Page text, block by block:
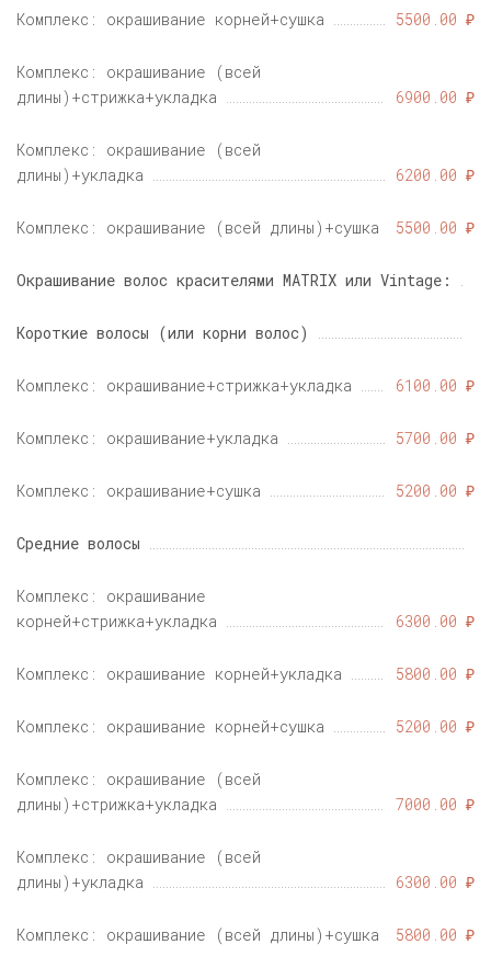
Комплекс: окрашивание корней+сушка 5500.00 ₽
Комплекс: окрашивание (всей
длины)+стрижка+укладка
6900.00 ₽
Комплекс: окрашивание (всей
длины)+укладка
6200.00 ₽
Комплекс: окрашивание (всей длины)+сушка 5500.00 ₽
Окрашивание волос красителями MATRIX или Vintage:
Короткие волосы (или корни волос)
Комплекс: окрашивание+стрижка+укладка 6100.00 ₽
Комплекс: окрашивание+укладка 5700.00 ₽
Комплекс: окрашивание+сушка 5200.00 ₽
Средние волосы
Комплекс: окрашивание
корней+стрижка+укладка
6300.00 ₽
Комплекс: окрашивание корней+укладка 5800.00 ₽
Комплекс: окрашивание корней+сушка 5200.00 ₽
Комплекс: окрашивание (всей
длины)+стрижка+укладка
7000.00 ₽
Комплекс: окрашивание (всей
длины)+укладка
6300.00 ₽
Комплекс: окрашивание (всей длины)+сушка 5800.00 ₽